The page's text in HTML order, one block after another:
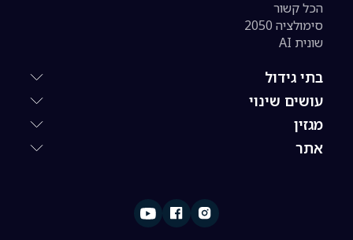
הכל קשור
סימולציה 2050
שונית AI
בתי גידול
עושים שינוי
מגזין
אתר